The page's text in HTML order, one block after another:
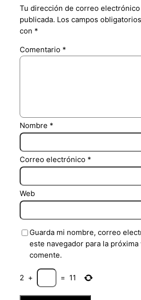
Tu dirección de correo
publicada. Los campos
con *
Comentario *
Nombre *
Correo electrónico *
Web
Guarda mi nombre, correo
este navegador para la próxima
comente.
2 + = 11